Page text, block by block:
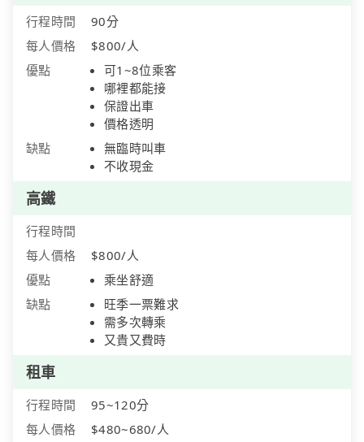
行程時間
90分
每人價格
$800/人
優點
可1~8位乘客
哪裡都能接
保證出車
價格透明
缺點
無臨時叫車
不收現金
高鐵
行程時間
每人價格
$800/人
優點
乘坐舒適
缺點
旺季一票難求
需多次轉乘
又貴又費時
租車
行程時間
95~120分
每人價格
$480~680/人